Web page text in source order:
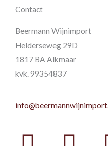
Contact
Beermann Wijnimport
Helderseweg 29D
1817 BA Alkmaar
kvk. 99354837